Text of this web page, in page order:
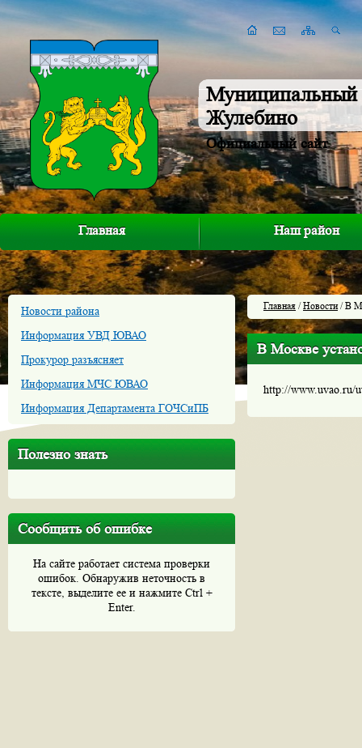
Муниципальный
Жулебино
Официальный сайт
Главная Наш район
Новости района
Информация УВД ЮВАО
Прокурор разъясняет
Информация МЧС ЮВАО
Информация Департамента ГОЧСиПБ
Полезно знать
Сообщить об ошибке
На сайте работает система проверки
ошибок. Обнаружив неточность в
тексте, выделите ее и нажмите Ctrl +
Enter.
Главная /Новости/ В
В Москве
http://www.uvao.ru/